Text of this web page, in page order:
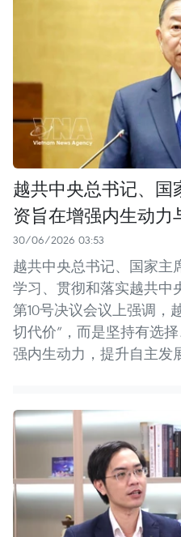
越共中央总书记、
资旨在增强内生动力
30/06/2026 03:53
越共中央总书记、国家主
学习、贯彻和落实越共中
第10号决议会议上强调，
切代价”，而是坚持有选
强内生动力，提升自主发